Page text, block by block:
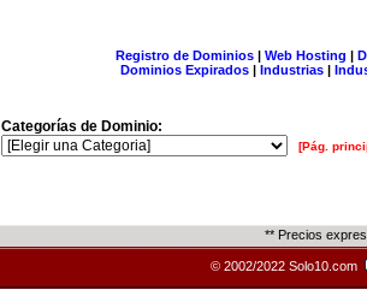
Registro de Dominios| Web Hosting |
Dominios Expirados | Industrias |
Categorías de Dominio:
[Pág.
** Precios
© 2002/2022 Solo10.com